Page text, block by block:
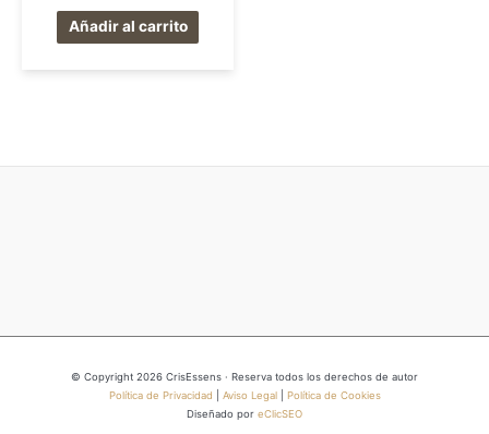
0
de
5
Añadir al carrito
© Copyright 2026 CrisEssens · Reserva todos los derechos de autor
Política de Privacidad
Aviso Legal| Política de Cookies
Diseñado por eClicSEO